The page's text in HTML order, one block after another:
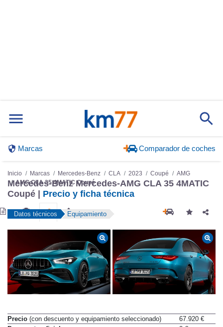
Mercedes-Benz Mercedes-AMG CLA 35 4MATIC
Coupé |
Precio y ficha técnica